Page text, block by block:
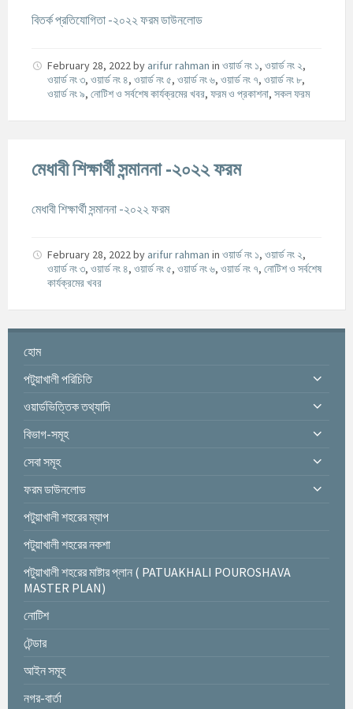
বিতর্ক প্রতিযোগিতা -২০২২ ফরম ডাউনলোড
February 28, 2022by arifur rahman in ওয়ার্ড নং ১, ওয়ার্ড নং ২,
ওয়ার্ড নং ৩, ওয়ার্ড নং ৪, ওয়ার্ড নং ৫, ওয়ার্ড নং ৬, ওয়ার্ড নং ৭, ওয়ার্ড নং ৮,
ওয়ার্ড নং ৯, নোটিশ ও সর্বশেষ কার্যক্রমের খবর, ফরম ও প্রকাশনা, সকল ফরম
মেধাবী শিক্ষার্থী সন্মাননা -২০২২ ফরম
মেধাবী শিক্ষার্থী সন্মাননা -২০২২ ফরম
February 28, 2022by arifur rahman in ওয়ার্ড নং ১, ওয়ার্ড নং ২,
ওয়ার্ড নং ৩, ওয়ার্ড নং ৪, ওয়ার্ড নং ৫, ওয়ার্ড নং ৬, ওয়ার্ড নং ৭, নোটিশ ও সর্বশেষ
কার্যক্রমের খবর
হোম
পটুয়াখালী পরিচিতি
ওয়ার্ডভিত্তিক তথ্যাদি
বিভাগ-সমূহ
সেবা সমূহ
ফরম ডাউনলোড
পটুয়াখালী শহরের ম্যাপ
পটুয়াখালী শহরের নকশা
পটুয়াখালী শহরের মাষ্টার প্লান ( PATUAKHALI POUROSHAVA
MASTER PLAN)
নোটিশ
টেন্ডার
আইন সমূহ
নগর-বার্তা